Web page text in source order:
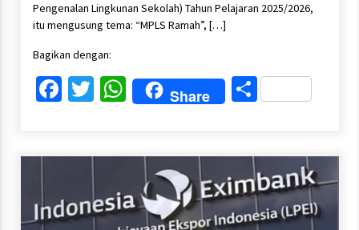
Pengenalan Lingkunan Sekolah) Tahun Pelajaran 2025/2026,
itu mengusung tema: “MPLS Ramah”, […]
Bagikan dengan:
Facebook
Twitter
WhatsApp
Share Share